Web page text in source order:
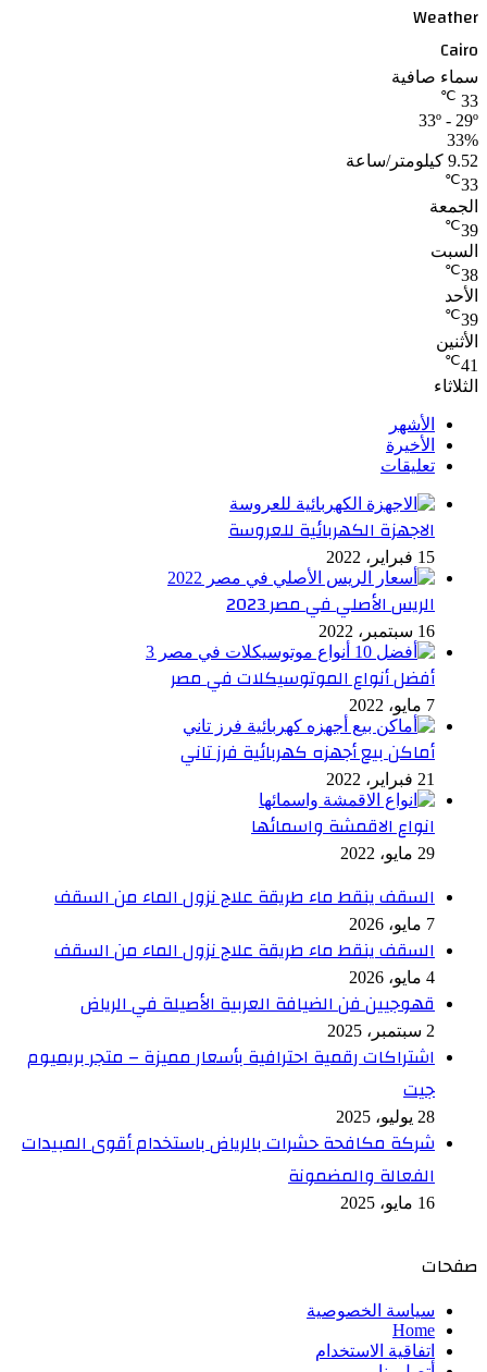
Weather
Cairo
سماء صافية
33
℃
33º - 29º
33%
9.52 كيلومتر/ساعة
33
℃
الجمعة
39
℃
السبت
38
℃
الأحد
39
℃
الأثنين
41
℃
الثلاثاء
الأشهر
الأخيرة
تعليقات
الاجهزة الكهربائية للعروسة
15 فبراير، 2022
الريس الأصلي في مصر 2023
16 سبتمبر، 2022
أفضل أنواع الموتوسيكلات في مصر
7 مايو، 2022
أماكن بيع أجهزه كهربائية فرز تاني
21 فبراير، 2022
انواع الاقمشة واسمائها
29 مايو، 2022
السقف ينقط ماء طريقة علاج نزول الماء من السقف
7 مايو، 2026
السقف ينقط ماء طريقة علاج نزول الماء من السقف
4 مايو، 2026
قهوجيين فن الضيافة العربية الأصيلة في الرياض
2 سبتمبر، 2025
اشتراكات رقمية احترافية بأسعار مميزة – متجر بريميوم
جيت
28 يوليو، 2025
شركة مكافحة حشرات بالرياض باستخدام أقوى المبيدات
الفعالة والمضمونة
16 مايو، 2025
صفحات
سياسة الخصوصية
Home
اتفاقية الاستخدام